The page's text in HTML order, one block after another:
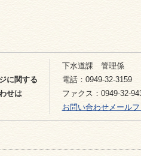
に関する
せは
下水道課 管理係
電話：0949-32-3159
ファクス：0949-32-
お問い合わせメール